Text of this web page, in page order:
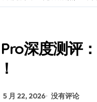
深度测评
5 月 22, 2026 没有评论